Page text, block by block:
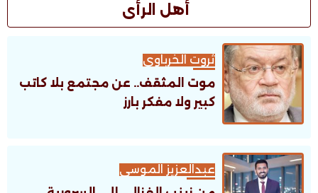
أهل الرأى
ثروت الخرباوى
موت المثقف.. عن مجتمع بلا كاتب
كبير ولا مفكر بارز
عبدالعزيز الموسى